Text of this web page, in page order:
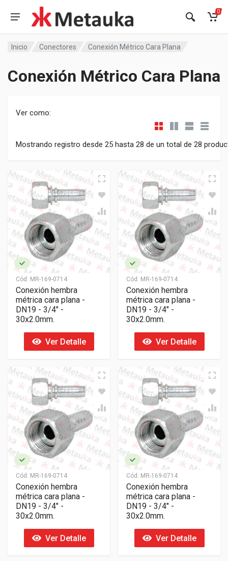
0
Inicio Conectores Conexión Métrico Cara Plana
Conexión Métrico Cara Plana
Ver como:
Mostrando registro desde 25 hasta 28 de un total de 28
Cód: MR-169-0714
Conexión hembra
métrica cara plana -
DN19 - 3/4" -
30x2.0mm.
Ver Detalle
Cód: MR-169-0714
Conexión hembra
métrica cara plana -
DN19 - 3/4" -
30x2.0mm.
Ver Detalle
Cód: MR-169-0714
Conexión hembra
métrica cara plana -
DN19 - 3/4" -
30x2.0mm.
Ver Detalle
Cód: MR-169-0714
Conexión hembra
métrica cara plana -
DN19 - 3/4" -
30x2.0mm.
Ver Detalle